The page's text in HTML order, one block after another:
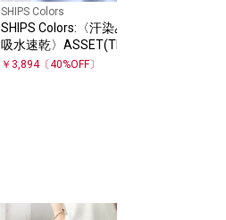
SHIPS Colors
SHIPS Colors:〈汗染み軽減・
吸水速乾〉ASSET(TM) スキッ
パー シャツ◇
￥ 3,894〔40%OFF〕